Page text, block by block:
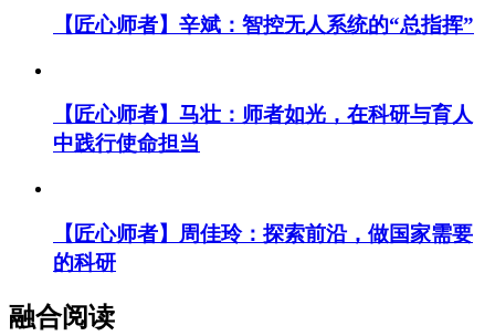
【匠心师者】辛斌：智控无人系统的“总指挥”
【匠心师者】马壮：师者如光，在科研与育人
中践行使命担当
【匠心师者】周佳玲：探索前沿，做国家需要
的科研
融合阅读